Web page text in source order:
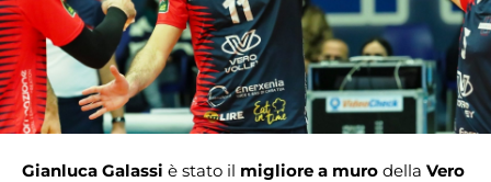
Gianluca Galassi è stato il migliore a muro della Vero